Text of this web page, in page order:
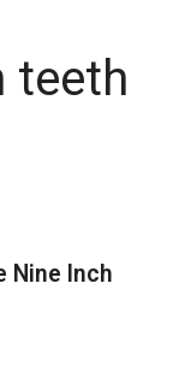
teeth
Nine Inch